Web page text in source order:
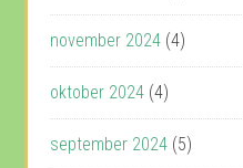
november 2024 (4)
oktober 2024 (4)
september 2024 (5)